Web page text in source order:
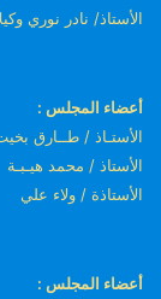
الأستاذ/ نادر نوري
أعضاء المجلس :
الأستـاذ / طــارق
الأستاذ / محمد هيـبـة
الأستاذة / ولاء علي
أعضاء المجلس :